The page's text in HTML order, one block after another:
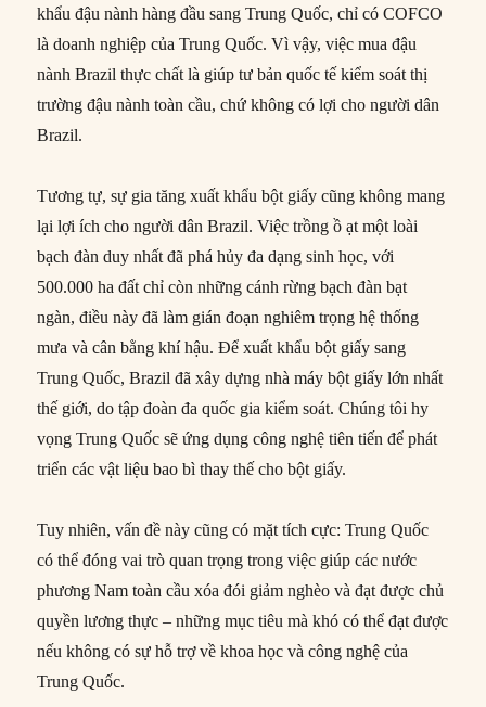
khẩu đậu nành hàng đầu sang Trung Quốc, chỉ có COFCO
là doanh nghiệp của Trung Quốc. Vì vậy, việc mua đậu
nành Brazil thực chất là giúp tư bản quốc tế kiểm soát thị
trường đậu nành toàn cầu, chứ không có lợi cho người dân
Brazil.
Tương tự, sự gia tăng xuất khẩu bột giấy cũng không mang
lại lợi ích cho người dân Brazil. Việc trồng ồ ạt một loài
bạch đàn duy nhất đã phá hủy đa dạng sinh học, với
500.000 ha đất chỉ còn những cánh rừng bạch đàn bạt
ngàn, điều này đã làm gián đoạn nghiêm trọng hệ thống
mưa và cân bằng khí hậu. Để xuất khẩu bột giấy sang
Trung Quốc, Brazil đã xây dựng nhà máy bột giấy lớn nhất
thế giới, do tập đoàn đa quốc gia kiểm soát. Chúng tôi hy
vọng Trung Quốc sẽ ứng dụng công nghệ tiên tiến để phát
triển các vật liệu bao bì thay thế cho bột giấy.
Tuy nhiên, vấn đề này cũng có mặt tích cực: Trung Quốc
có thể đóng vai trò quan trọng trong việc giúp các nước
phương Nam toàn cầu xóa đói giảm nghèo và đạt được chủ
quyền lương thực – những mục tiêu mà khó có thể đạt được
nếu không có sự hỗ trợ về khoa học và công nghệ của
Trung Quốc.